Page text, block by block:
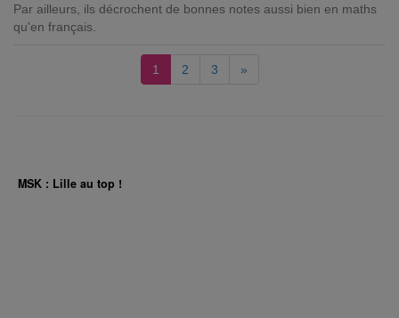
Par ailleurs, ils décrochent de bonnes notes aussi bien en maths
qu'en français.
1 2 3 »
MSK : Lille au top !